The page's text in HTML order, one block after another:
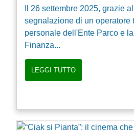
Il 26 settembre 2025, grazie
segnalazione di un operatore
personale dell'Ente Parco e
Finanza...
LEGGI TUTTO